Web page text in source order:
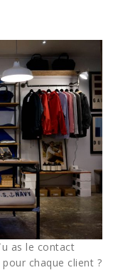
as le contact
chaque client ?